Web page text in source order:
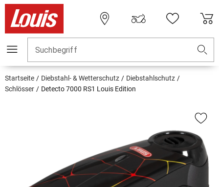
Suchbegriff
Startseite Diebstahl- & Wetterschutz
Diebstahlschutz
Schlösser
Detecto 7000 RS1 Louis Edition